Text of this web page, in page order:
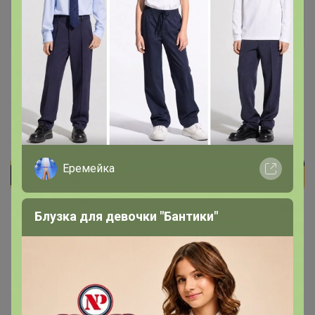
Катеринка-мандаринка
Великий магистр
13 апреля, 2020 14:26
И где можно посмотреть размерную сетку? Размер xs
и s интересует
На все вопросы касательно закупок писать ЖЕЛАТЕЛЬНО в теме
Еремейка
Блузка для девочки "Бантики"